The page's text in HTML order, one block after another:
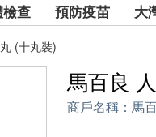
查 預防疫苗 大
(十丸裝)
馬百良
商戶名稱： 馬